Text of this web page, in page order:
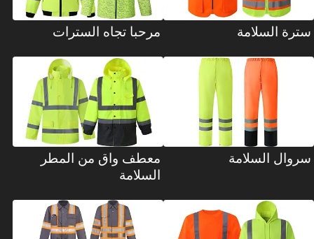
سترة السلامة مرحبا تجاه السترات
سروال السلامة
معطف واق من المطر
السلامة